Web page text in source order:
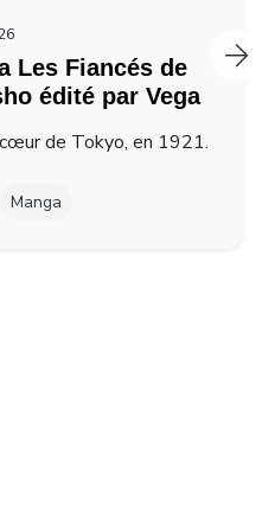
Les Fiancés de
édité par Vega
de Tokyo, en 1921.
Manga